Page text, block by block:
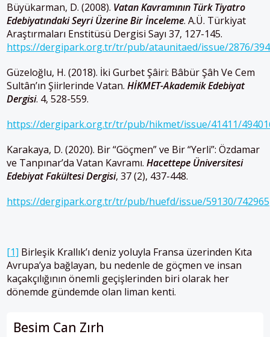
Büyükarman, D. (2008). Vatan Kavramının Türk Tiyatro
Edebiyatındaki Seyri Üzerine Bir İnceleme. A.Ü. Türkiyat
Araştırmaları Enstitüsü Dergisi Sayı 37, 127-145.
https://dergipark.org.tr/tr/pub/ataunitaed/issue/2876/
Güzeloğlu, H. (2018). İki Gurbet Şâiri: Bâbür Şâh Ve Cem
Sultân’ın Şiirlerinde Vatan. HİKMET-Akademik Edebiyat
Dergisi. 4, 528-559.
https://dergipark.org.tr/tr/pub/hikmet/issue/41411/
Karakaya, D. (2020). Bir “Göçmen” ve Bir “Yerli”: Özdamar
ve Tanpınar’da Vatan Kavramı. Hacettepe Üniversitesi
Edebiyat Fakültesi Dergisi, 37 (2), 437-448.
https://dergipark.org.tr/tr/pub/huefd/issue/59130/742965
[1] Birleşik Krallık’ı deniz yoluyla Fransa üzerinden Kıta
Avrupa’ya bağlayan, bu nedenle de göçmen ve insan
kaçakçılığının önemli geçişlerinden biri olarak her
dönemde gündemde olan liman kenti.
Besim Can Zırh